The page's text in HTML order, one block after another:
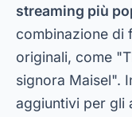
streaming più
combinazione di
originali, come
signora Maisel".
aggiuntivi per gli